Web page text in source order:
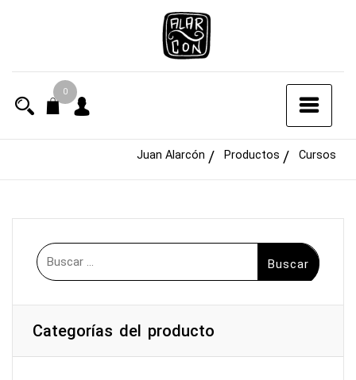
0
Juan Alarcón Productos Cursos
Buscar:
Categorías del producto